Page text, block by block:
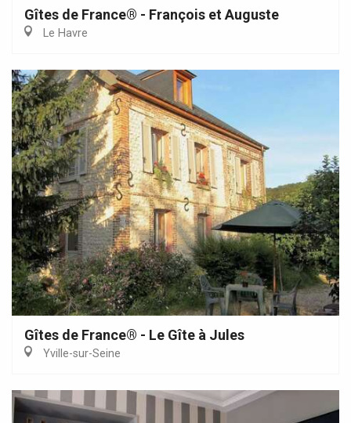
Gîtes de France® - François et Auguste
Le Havre
Gîtes de France® - Le Gîte à Jules
Yville-sur-Seine